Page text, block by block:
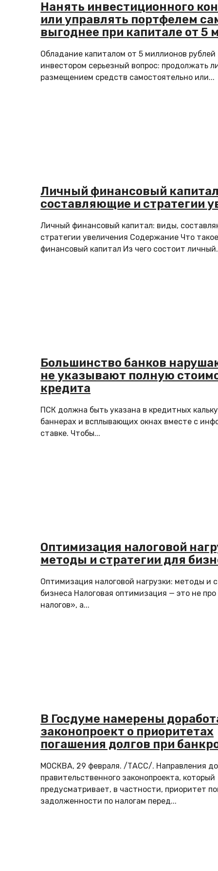
Нанять инвестиционного
или управлять портфелем
выгоднее при капитале от 5
Обладание капиталом от 5 миллионов
инвестором серьезный вопрос: продолжать
размещением средств самостоятельно или...
Личный финансовый
составляющие и стратегии
Личный финансовый капитал: виды,
стратегии увеличения Содержание Что
финансовый капитал Из чего состоит
Большинство банков
не указывают полную
кредита
ПСК должна быть указана в кредитных
баннерах и всплывающих окнах вместе с
ставке. Чтобы...
Оптимизация налоговой
методы и стратегии для
Оптимизация налоговой нагрузки: методы и
бизнеса Налоговая оптимизация — это не
налогов», а...
В Госдуме намерены
законопроект о приоритетах
погашения долгов при
МОСКВА, 29 февраля. /ТАСС/. Направления
правительственного законопроекта, который
предусматривает, в частности, приоритет
задолженности по налогам перед...